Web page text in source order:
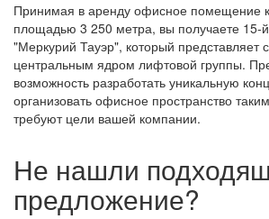
Принимая в аренду офисное помещение
площадью 3 250 метра, вы получаете 15-
"Меркурий Тауэр", который представляет
центральным ядром лифтовой группы.
возможность разработать уникальную
организовать офисное пространство
требуют цели вашей компании.
Не нашли
предложение?